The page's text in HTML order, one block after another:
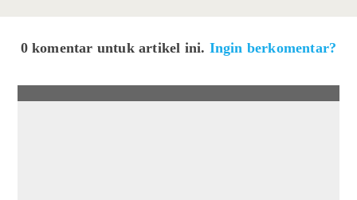
0 komentar untuk artikel ini. Ingin berkomentar?